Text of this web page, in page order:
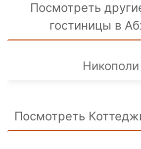
Посмотреть
гостиницы в
Никополи
Посмотреть